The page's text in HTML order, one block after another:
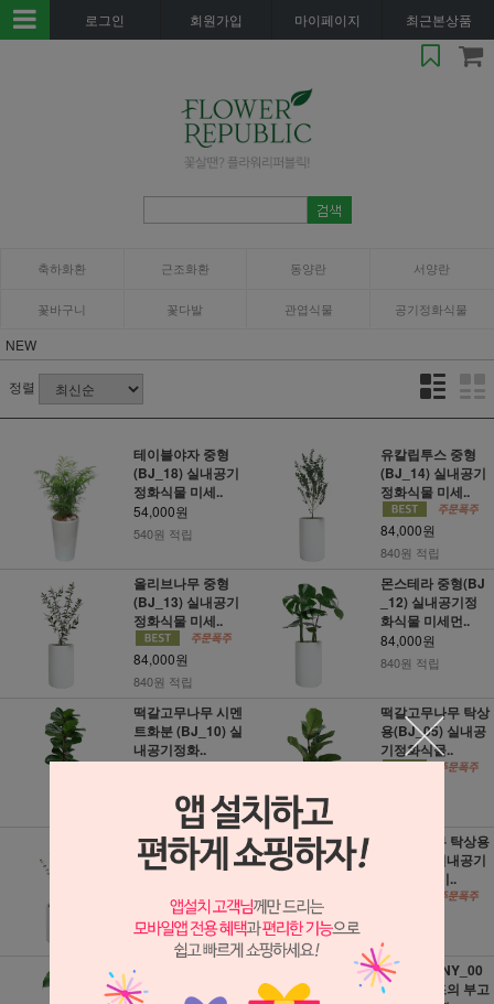
로그인 회원가입 마이페이지 최근본상품
축하화환 근조화환 동양란 서양란
꽃바구니 꽃다발 관엽식물 공기정화식물
NEW
정렬
테이블야자 중형
(BJ_18) 실내공기
정화식물 미세..
54,000원
540원 적립
유칼립투스 중형
(BJ_14) 실내공기
정화식물 미세..
84,000원
840원 적립
올리브나무 중형
(BJ_13) 실내공기
정화식물 미세..
84,000원
840원 적립
몬스테라 중형(BJ
_12) 실내공기정
화식물 미세먼..
84,000원
840원 적립
떡갈고무나무 시멘
트화분 (BJ_10) 실
내공기정화..
1,250원 적립
떡갈고무나무 탁상
용(BJ_05) 실내공
기정화식물..
유칼립투스 탁상용
(BJ_03) 실내공기
54,000원
540원 적립
올리브나무 탁상용
(BJ_02) 실내공기
정화식물 미..
540원 적립
몬스테라 탁상용
(BJ_01) 실내공기
근조화환 (NY_00
02) 장례 조의 부고